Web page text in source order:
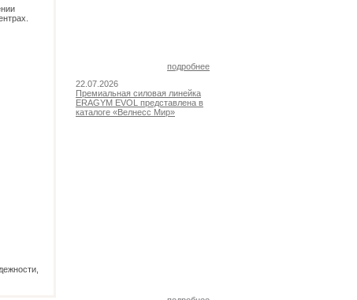
подробнее
22.07.2026
Премиальная силовая линейка
ERAGYM EVOL представлена в
каталоге «Велнесс Мир»